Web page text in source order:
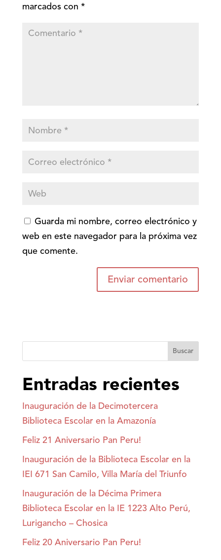
marcados con *
Guarda mi nombre, correo electrónico y
web en este navegador para la próxima vez
que comente.
Buscar
Entradas recientes
Inauguración de la Decimotercera
Biblioteca Escolar en la Amazonía
Feliz 21 Aniversario Pan Peru!
Inauguración de la Biblioteca Escolar en la
IEI 671 San Camilo, Villa María del Triunfo
Inauguración de la Décima Primera
Biblioteca Escolar en la IE 1223 Alto Perú,
Lurigancho – Chosica
Feliz 20 Aniversario Pan Peru!